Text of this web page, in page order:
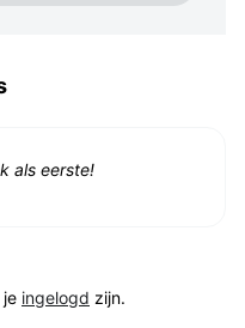
als eerste!
ingelogd zijn.